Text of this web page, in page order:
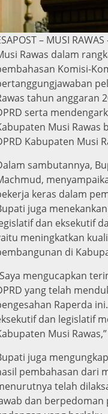
– MUSI
Rawas dalam
Komisi-
tahun anggaran
serta
Musi
Kabupaten Musi
sambutannya,
keras dalam
juga
dan eksekutif
meningkatkan
di
mengucapkan
yang telah
Raperda
dan legislatif
Musi
juga
pembahasan dari
telah
dan berpedoman